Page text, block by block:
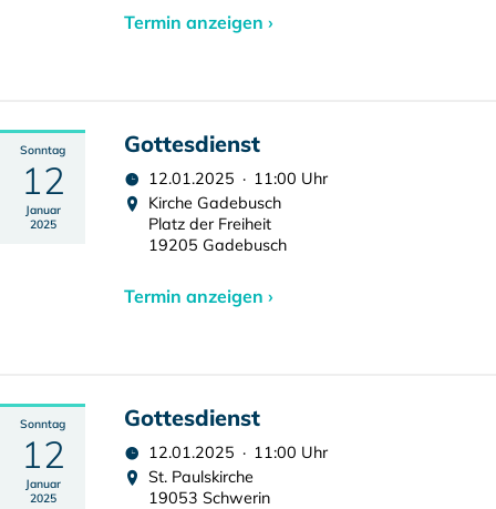
Termin anzeigen ›
Sonntag
12
Januar
2025
Gottesdienst
12.01.2025 · 11:00 Uhr
Kirche Gadebusch
Platz der Freiheit
19205 Gadebusch
Termin anzeigen ›
Sonntag
12
Januar
2025
Gottesdienst
12.01.2025 · 11:00 Uhr
St. Paulskirche
19053 Schwerin